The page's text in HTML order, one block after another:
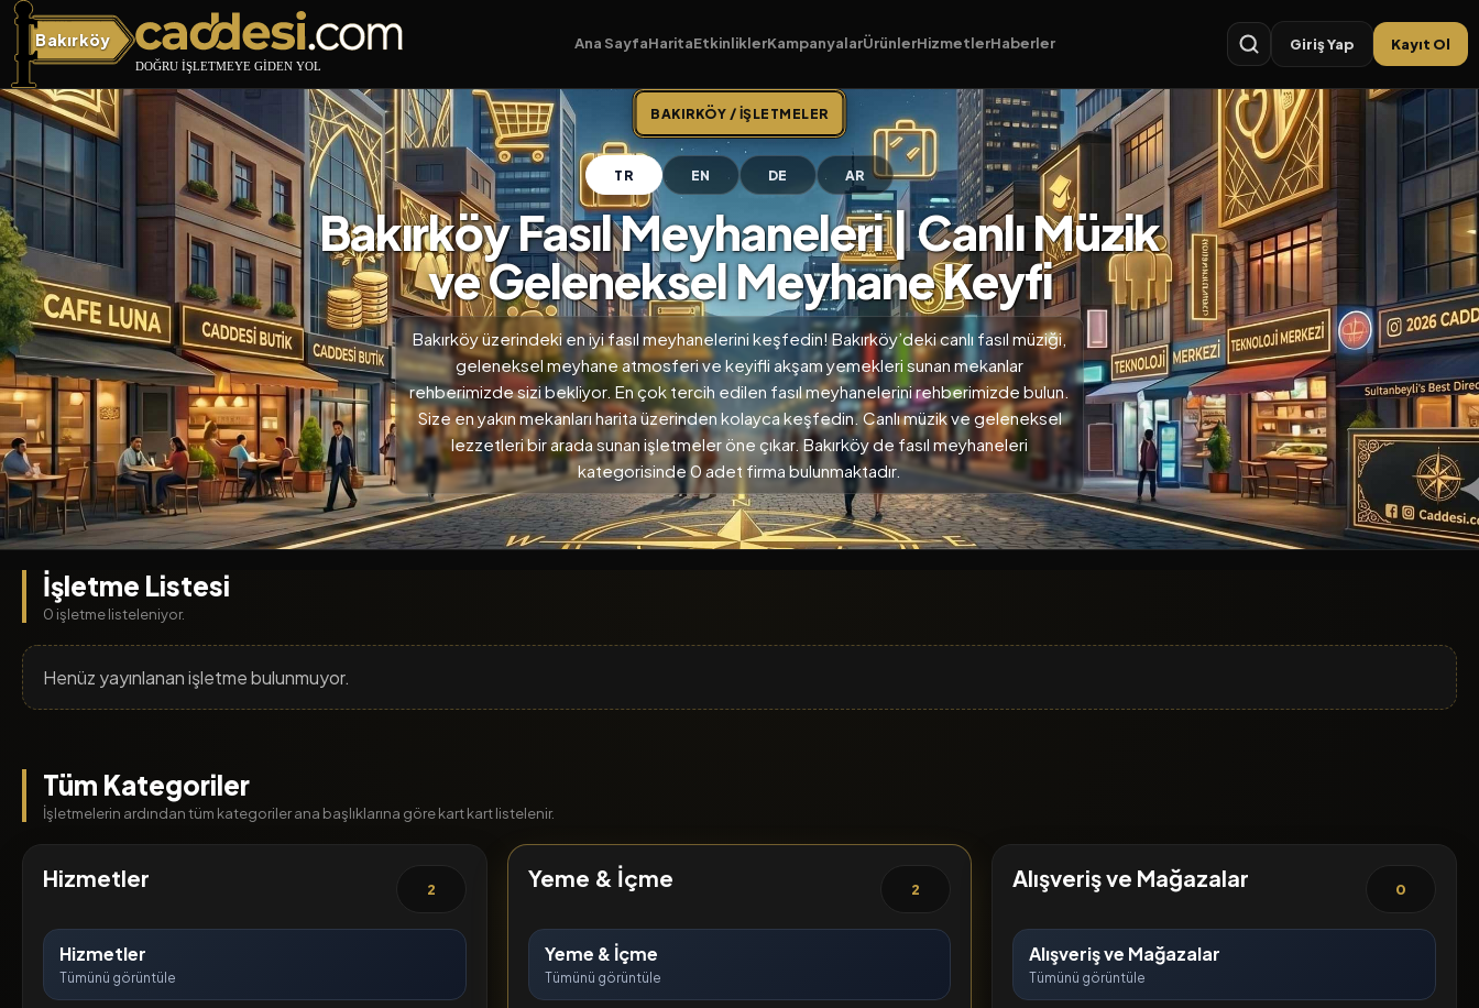
Bakırköy
Bakırköy Ana SayfaHaritaEtkinliklerKampanyalarÜrünlerHizmetlerHaberler Giriş Yap Kayıt Ol
BAKIRKÖY / İŞLETMELER
TR EN DE AR
Bakırköy Fasıl Meyhaneleri | Canlı Müzik
ve Geleneksel Meyhane Keyfi
Bakırköy üzerindeki en iyi fasıl meyhanelerini keşfedin! Bakırköy’deki canlı fasıl müziği,
geleneksel meyhane atmosferi ve keyifli akşam yemekleri sunan mekanlar
rehberimizde sizi bekliyor. En çok tercih edilen fasıl meyhanelerini rehberimizde bulun.
Size en yakın mekanları harita üzerinden kolayca keşfedin. Canlı müzik ve geleneksel
lezzetleri bir arada sunan işletmeler öne çıkar. Bakırköy de fasıl meyhaneleri
kategorisinde 0 adet firma bulunmaktadır.
İşletme Listesi
0 işletme listeleniyor.
Henüz yayınlanan işletme bulunmuyor.
Tüm Kategoriler
İşletmelerin ardından tüm kategoriler ana başlıklarına göre kart kart listelenir.
Hizmetler 2
Hizmetler
Tümünü görüntüle
Yeme & İçme 2
Yeme & İçme
Tümünü görüntüle
Alışveriş ve Mağazalar 0
Alışveriş ve Mağazalar
Tümünü görüntüle